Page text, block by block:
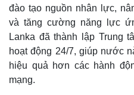
đào tạo nguồn nhân lực,
và tăng cường năng lực
Lanka đã thành lập Trung
hoạt động 24/7, giúp nước
hiệu quả hơn các hành
mạng.